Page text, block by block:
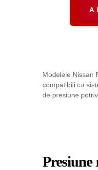
Modelele Nissan
compatibili cu
de presiune
Presiune